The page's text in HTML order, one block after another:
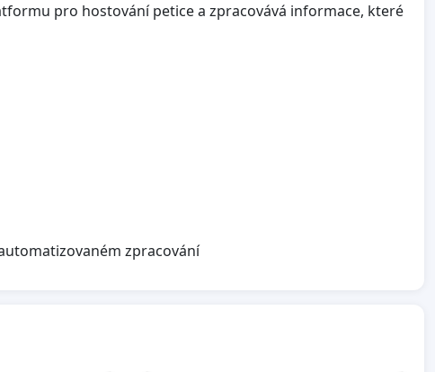
pro hostování petice a zpracovává informace, které
zpracování